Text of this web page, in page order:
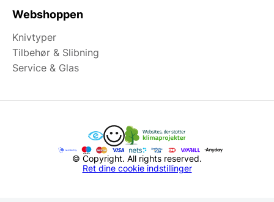
Webshoppen
Knivtyper
Tilbehør & Slibning
Service & Glas
© Copyright. All rights reserved.
Ret dine cookie indstillinger